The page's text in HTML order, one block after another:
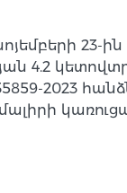
23-ին
4.2
2023